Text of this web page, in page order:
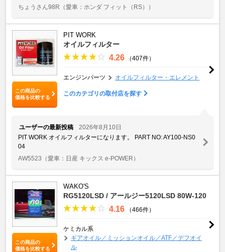
ちょうさん98R （愛車：ホンダ フィット（RS））
この商品の
価格を比較する
PIT WORK
オイルフィルター
4.26 （407件）
エンジンパーツ オイルフィルター・エレメント
このカテゴリの取付店を探す
ユーザーの最新投稿
2026年8月10日
PIT WORK オイルフィルターになります。 PART NO: AY100-NS0
04
AW5523 （愛車：日産 キックス e-POWER）
この商品の
価格を比較する
WAKO'S
RG5120LSD / アールジー5120LSD 80W-120
4.16 （466件）
ケミカル系
ギアオイル／ミッションオイル／ATF／デフオイ
ル